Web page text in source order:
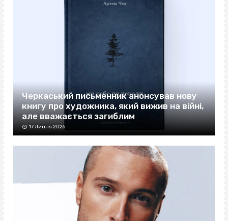
Черкаський письменник анонсував нову
книгу про художника, який вижив на війні,
але вважається загиблим
17 Липня 2026